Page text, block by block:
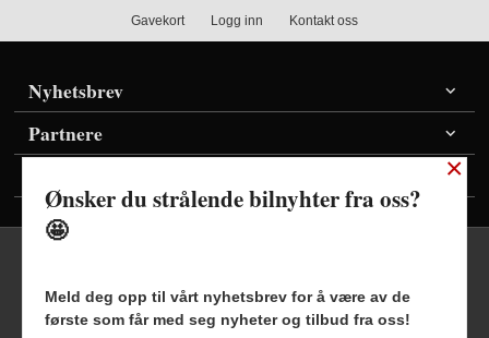
Gavekort Logg inn Kontakt oss
Nyhetsbrev
Partnere
Frakt Kjøpsbetingelser Sikkerhet og personvern
×
Ønsker du strålende bilnyhter fra oss?
🤩
Meld deg opp til vårt nyhetsbrev for å være av de
første som får med seg nyheter og tilbud fra oss!